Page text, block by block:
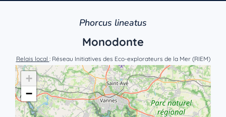
Phorcus lineatus
Monodonte
Relais local : Réseau Initiatives des Eco-explorateurs de la Mer (RIEM)
+
−